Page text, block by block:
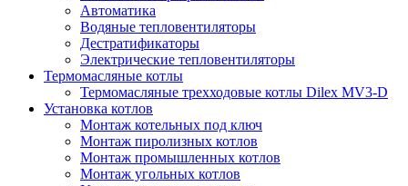
Автоматика
Водяные тепловентиляторы
Дестратификаторы
Электрические тепловентиляторы
Термомасляные котлы
Термомасляные трехходовые котлы Dilex MV3-D
Установка котлов
Монтаж котельных под ключ
Монтаж пиролизных котлов
Монтаж промышленных котлов
Монтаж угольных котлов